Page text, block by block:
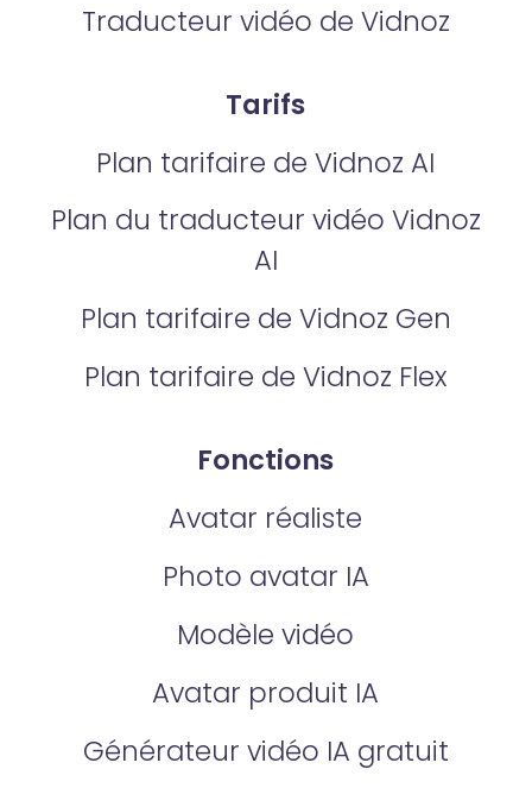
Traducteur vidéo de Vidnoz
Tarifs
Plan tarifaire de Vidnoz AI
Plan du traducteur vidéo Vidnoz
AI
Plan tarifaire de Vidnoz Gen
Plan tarifaire de Vidnoz Flex
Fonctions
Avatar réaliste
Photo avatar IA
Modèle vidéo
Avatar produit IA
Générateur vidéo IA gratuit